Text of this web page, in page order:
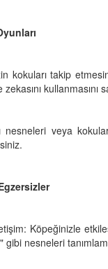
kokuları takip
kullanmasını
nesneleri veya
Köpeğinizle
nesneleri